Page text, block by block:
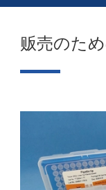
贩売のた